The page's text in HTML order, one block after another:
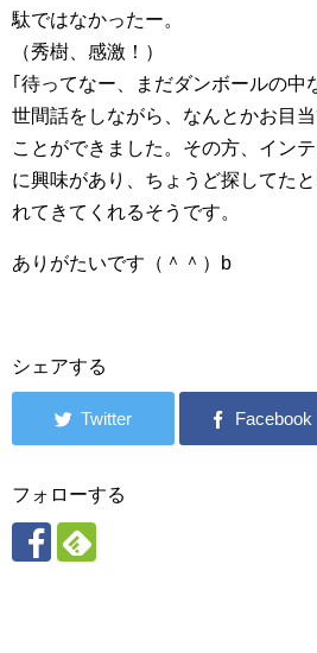
駄ではなかったー。
（秀樹、感激！）
｢待ってなー、まだダンボールの中
世間話をしながら、なんとかお目
ことができました。その方、イン
に興味があり、ちょうど探してた
れてきてくれるそうです。
ありがたいです（＾＾）b
シェアする
フォローする